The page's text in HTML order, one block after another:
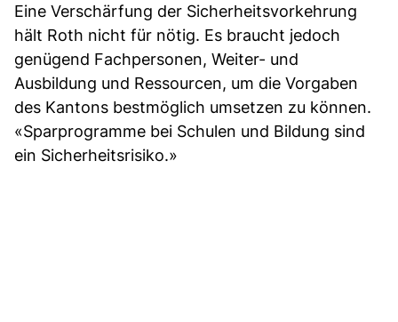
Eine Verschärfung der Sicherheitsvorkehrung
hält Roth nicht für nötig. Es braucht jedoch
genügend Fachpersonen, Weiter- und
Ausbildung und Ressourcen, um die Vorgaben
des Kantons bestmöglich umsetzen zu können.
«Sparprogramme bei Schulen und Bildung sind
ein Sicherheitsrisiko.»